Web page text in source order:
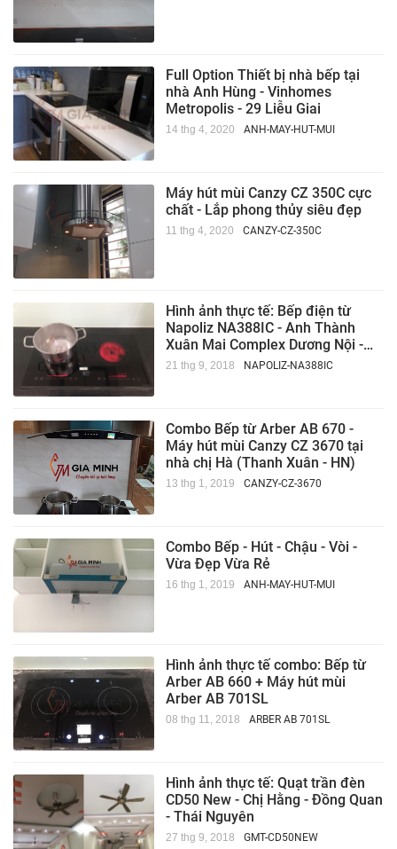
Full Option Thiết bị nhà bếp tại
nhà Anh Hùng - Vinhomes
Metropolis - 29 Liễu Giai
14 thg 4, 2020 ANH-MAY-HUT-MUI
Máy hút mùi Canzy CZ 350C cực
chất - Lắp phong thủy siêu đẹp
11 thg 4, 2020 CANZY-CZ-350C
Hình ảnh thực tế: Bếp điện từ
Napoliz NA388IC - Anh Thành
Xuân Mai Complex Dương Nội -
Hà Nội
21 thg 9, 2018 NAPOLIZ-NA388IC
Combo Bếp từ Arber AB 670 -
Máy hút mùi Canzy CZ 3670 tại
nhà chị Hà (Thanh Xuân - HN)
13 thg 1, 2019 CANZY-CZ-3670
Combo Bếp - Hút - Chậu - Vòi -
Vừa Đẹp Vừa Rẻ
16 thg 1, 2019 ANH-MAY-HUT-MUI
Hình ảnh thực tế combo: Bếp từ
Arber AB 660 + Máy hút mùi
Arber AB 701SL
08 thg 11, 2018 ARBER AB 701SL
Hình ảnh thực tế: Quạt trần đèn
CD50 New - Chị Hằng - Đồng Quan
- Thái Nguyên
27 thg 9, 2018 GMT-CD50NEW